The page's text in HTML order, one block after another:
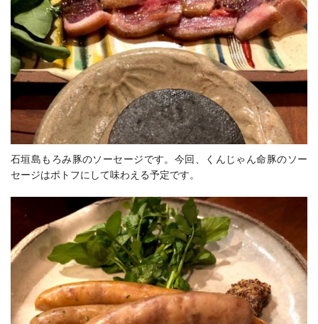
石垣島もろみ豚のソーセージです。今回、くんじゃん命豚のソー
セージはポトフにして味わえる予定です。